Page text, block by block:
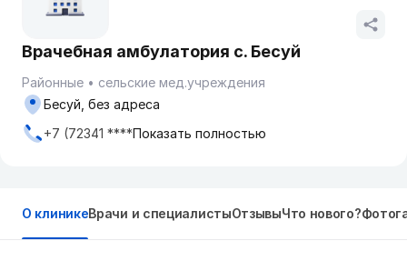
Врачебная амбулатория с. Бесуй
Районные
сельские мед.учреждения
Бесуй, без адреса
+7 (72341 ****Показать полностью
О клиникеВрачи и специалистыОтзывыЧто нового?